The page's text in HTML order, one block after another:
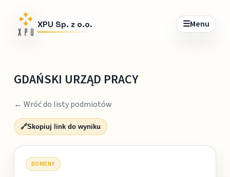
XPU Sp. z o.o. ☰Menu
GDAŃSKI URZĄD PRACY
← Wróć do listy podmiotów
🔗Skopiuj link do wyniku
DOMENY